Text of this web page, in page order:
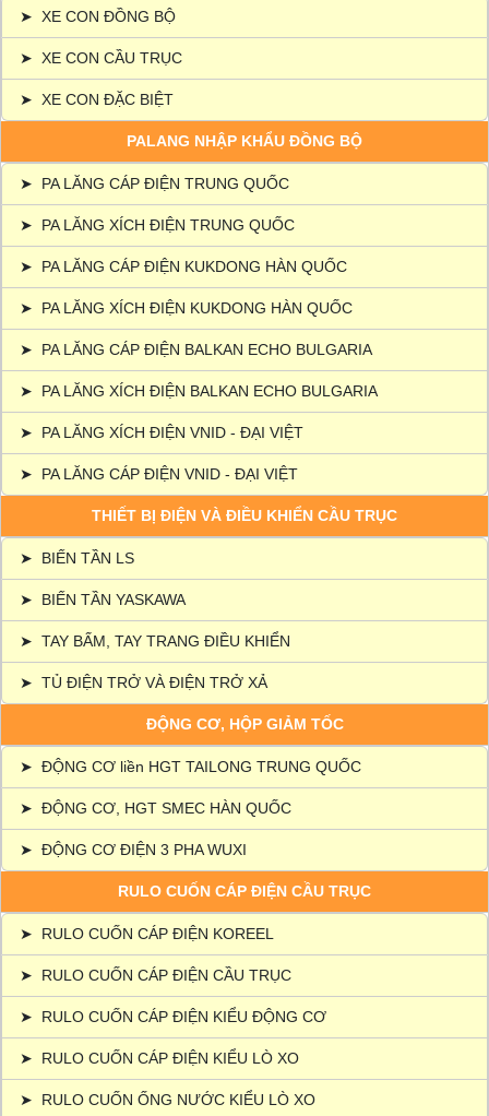
➤ XE CON ĐỒNG BỘ
➤ XE CON CẦU TRỤC
➤ XE CON ĐẶC BIỆT
PALANG NHẬP KHẨU ĐỒNG BỘ
➤ PA LĂNG CÁP ĐIỆN TRUNG QUỐC
➤ PA LĂNG XÍCH ĐIỆN TRUNG QUỐC
➤ PA LĂNG CÁP ĐIỆN KUKDONG HÀN QUỐC
➤ PA LĂNG XÍCH ĐIỆN KUKDONG HÀN QUỐC
➤ PA LĂNG CÁP ĐIỆN BALKAN ECHO BULGARIA
➤ PA LĂNG XÍCH ĐIỆN BALKAN ECHO BULGARIA
➤ PA LĂNG XÍCH ĐIỆN VNID - ĐẠI VIỆT
➤ PA LĂNG CÁP ĐIỆN VNID - ĐẠI VIỆT
THIẾT BỊ ĐIỆN VÀ ĐIỀU KHIỂN CẦU TRỤC
➤ BIẾN TẦN LS
➤ BIẾN TẦN YASKAWA
➤ TAY BẤM, TAY TRANG ĐIỀU KHIỂN
➤ TỦ ĐIỆN TRỞ VÀ ĐIỆN TRỞ XẢ
ĐỘNG CƠ, HỘP GIẢM TỐC
➤ ĐỘNG CƠ liền HGT TAILONG TRUNG QUỐC
➤ ĐỘNG CƠ, HGT SMEC HÀN QUỐC
➤ ĐỘNG CƠ ĐIỆN 3 PHA WUXI
RULO CUỐN CÁP ĐIỆN CẦU TRỤC
➤ RULO CUỐN CÁP ĐIỆN KOREEL
➤ RULO CUỐN CÁP ĐIỆN CẦU TRỤC
➤ RULO CUỐN CÁP ĐIỆN KIỂU ĐỘNG CƠ
➤ RULO CUỐN CÁP ĐIỆN KIỂU LÒ XO
➤ RULO CUỐN ỐNG NƯỚC KIỂU LÒ XO